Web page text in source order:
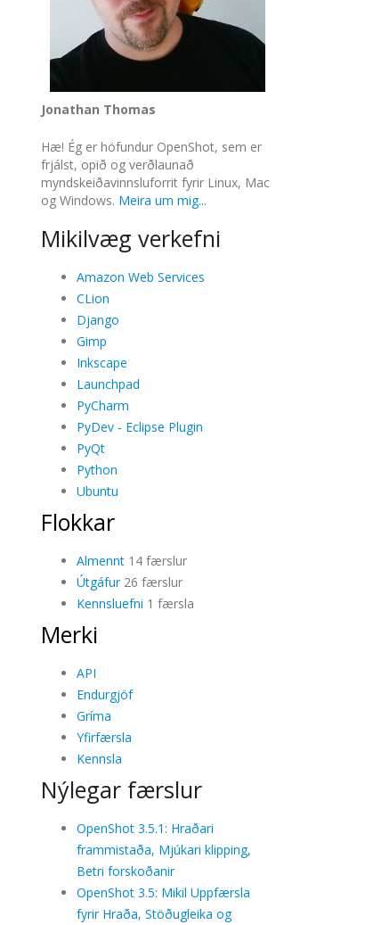
Jonathan Thomas
Hæ! Ég er höfundur OpenShot, sem er
frjálst, opið og verðlaunað
myndskeiðavinnsluforrit fyrir Linux, Mac
og Windows. Meira um mig...
Mikilvæg verkefni
Amazon Web Services
CLion
Django
Gimp
Inkscape
Launchpad
PyCharm
PyDev - Eclipse Plugin
PyQt
Python
Ubuntu
Flokkar
Almennt14 færslur
Útgáfur26 færslur
Kennsluefni 1 færsla
Merki
API
Endurgjöf
Gríma
Yfirfærsla
Kennsla
Nýlegar færslur
OpenShot 3.5.1: Hraðari
frammistaða, Mjúkari klipping,
Betri forskoðanir
OpenShot 3.5: Mikil Uppfærsla
fyrir Hraða, Stöðugleika og